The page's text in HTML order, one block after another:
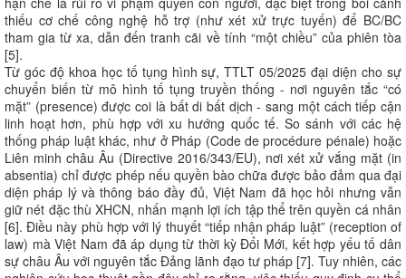
thiếu cơ chế công nghệ hỗ trợ (như xét xử trực tuyến) để BC/BC
tham gia từ xa, dẫn đến tranh cãi về tính “một chiều” của phiên tòa
[5].
Từ góc độ khoa học tố tụng hình sự, TTLT 05/2025 đại diện cho sự
chuyển biến từ mô hình tố tụng truyền thống - nơi nguyên tắc “có
mặt” (presence) được coi là bất di bất dịch - sang một cách tiếp cận
linh hoạt hơn, phù hợp với xu hướng quốc tế. So sánh với các hệ
thống pháp luật khác, như ở Pháp (Code de procédure pénale) hoặc
Liên minh châu Âu (Directive 2016/343/EU), nơi xét xử vắng mặt (in
absentia) chỉ được phép nếu quyền bào chữa được bảo đảm qua đại
diện pháp lý và thông báo đầy đủ, Việt Nam đã học hỏi nhưng vẫn
giữ nét đặc thù XHCN, nhấn mạnh lợi ích tập thể trên quyền cá nhân
[6]. Điều này phù hợp với lý thuyết “tiếp nhận pháp luật” (reception of
law) mà Việt Nam đã áp dụng từ thời kỳ Đổi Mới, kết hợp yếu tố dân
sự châu Âu với nguyên tắc Đảng lãnh đạo tư pháp [7]. Tuy nhiên, các